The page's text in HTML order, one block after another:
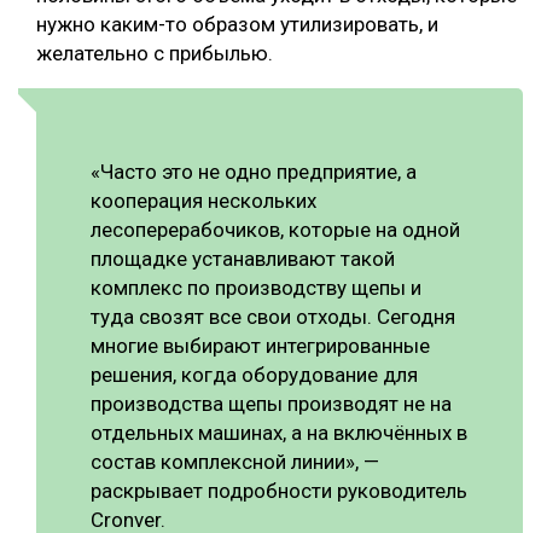
нужно каким-то образом утилизировать, и
желательно с прибылью.
«Часто это не одно предприятие, а
кооперация нескольких
лесоперерабочиков, которые на одной
площадке устанавливают такой
комплекс по производству щепы и
туда свозят все свои отходы. Сегодня
многие выбирают интегрированные
решения, когда оборудование для
производства щепы производят не на
отдельных машинах, а на включённых в
состав комплексной линии», —
раскрывает подробности руководитель
Cronver.